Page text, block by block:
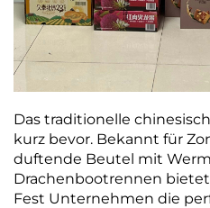
Das traditionelle
kurz bevor. Bekannt für
duftende Beutel mit
Drachenbootrennen
Fest Unternehmen die